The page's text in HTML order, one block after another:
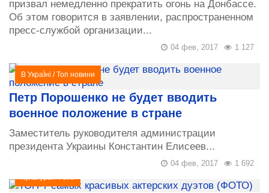
призвал немедленно прекратить огонь на Донбассе.
Об этом говорится в заявлении, распространенном
пресс-службой организации...
1 127
04 фев, 2017
В УкраЇні /Топ новини
Петр Порошенко не будет вводить
военное положение в стране
Заместитель руководителя администрации
президента Украины Константин Елисеев...
1 692
04 фев, 2017
Культура/Фото